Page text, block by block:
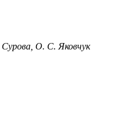
О. С. Яковчук